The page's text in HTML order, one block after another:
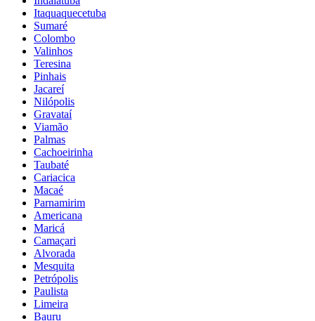
Itaquaquecetuba
Sumaré
Colombo
Valinhos
Teresina
Pinhais
Jacareí
Nilópolis
Gravataí
Viamão
Palmas
Cachoeirinha
Taubaté
Cariacica
Macaé
Parnamirim
Americana
Maricá
Camaçari
Alvorada
Mesquita
Petrópolis
Paulista
Limeira
Bauru